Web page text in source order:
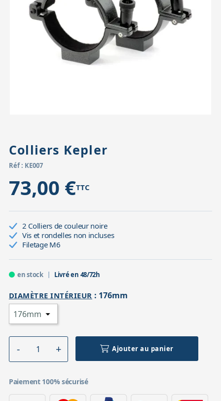
Accessoires pour montures
Têtes
Pièces détachées
Colliers Kepler
Réf : KE007
73,00 €TTC
2 Colliers de couleur noire
Vis et rondelles non incluses
Filetage M6
en stock Livré en 48/72h
DIAMÈTRE INTÉRIEUR : 176mm
Ajouter au panier
Paiement 100% sécurisé